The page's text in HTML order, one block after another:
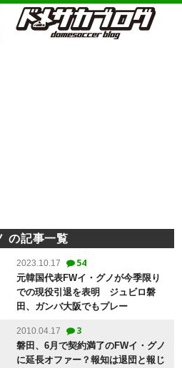
の記事一覧
2023.10.17 54
元韓国代表FWイ・グノが今季限り
での現役引退を表明 ジュビロ磐
田、ガンバ大阪でもプレー
2010.04.17 3
磐田、6月で契約満了のFWイ・グノ
に延長オファー？報知は退団と報じ